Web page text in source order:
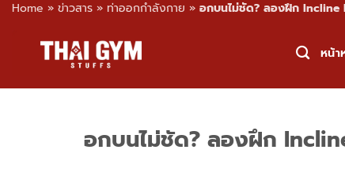
Home » ข่าวสาร » ท่าออกกำลังกาย » อกบนไม่ชัด? ลองฝึก Incline
content
หน้า
อกบนไม่ชัด? ลองฝึก